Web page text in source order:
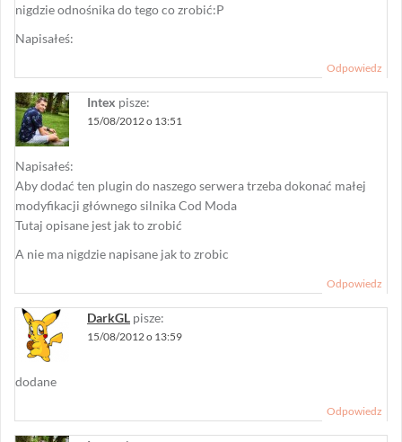
nigdzie odnośnika do tego co zrobić:P
Napisałeś:
Odpowiedz
Intex pisze:
15/08/2012 o 13:51
Napisałeś:
Aby dodać ten plugin do naszego serwera trzeba dokonać małej
modyfikacji głównego silnika Cod Moda
Tutaj opisane jest jak to zrobić
A nie ma nigdzie napisane jak to zrobic
Odpowiedz
DarkGL pisze:
15/08/2012 o 13:59
dodane
Odpowiedz